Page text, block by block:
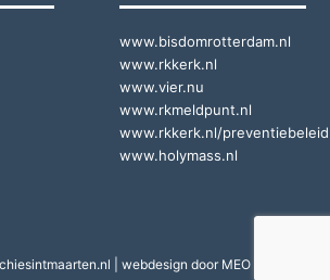
www.bisdomrotterdam.nl
www.rkkerk.nl
www.vier.nu
www.rkmeldpunt.nl
www.rkkerk.nl/preventiebeleid
www.holymass.nl
| webdesign door MEO